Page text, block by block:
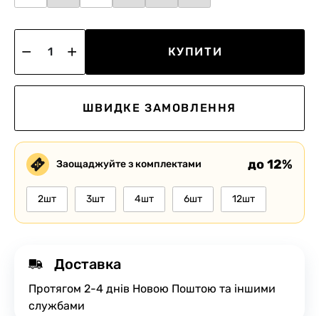
КУПИТИ
ШВИДКЕ ЗАМОВЛЕННЯ
Заощаджуйте з комплектами до 12%
2шт 3шт 4шт 6шт 12шт
Доставка
Протягом 2-4 днів Новою Поштою та іншими
службами